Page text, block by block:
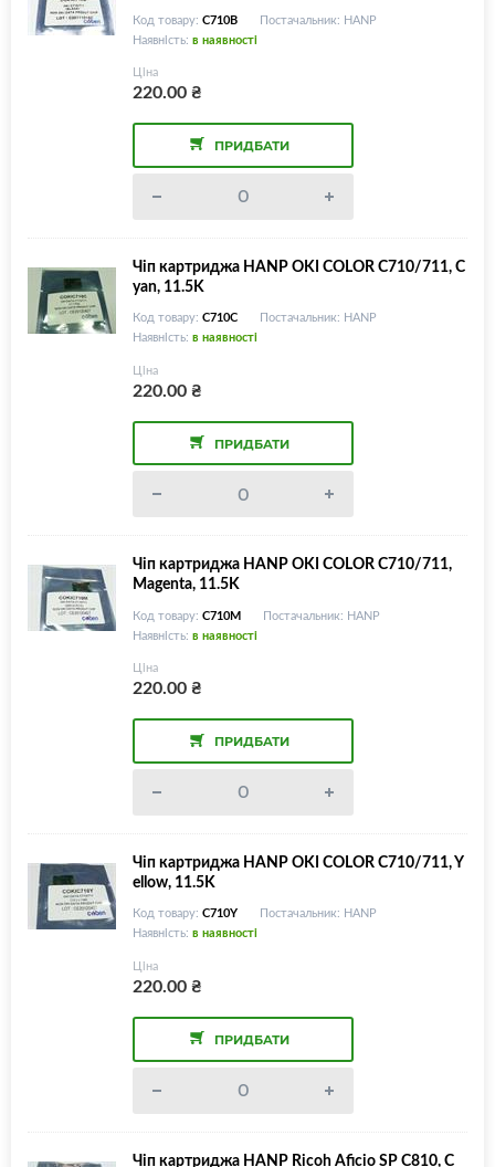
Код товару: C710B
Постачальник: HANP
Наявність: в наявності
Ціна
220.00₴
ПРИДБАТИ
Чіп картриджа HANP OKI COLOR C710/711, C
yan, 11.5K
Код товару: C710C
Постачальник: HANP
Наявність: в наявності
Ціна
220.00₴
ПРИДБАТИ
Чіп картриджа HANP OKI COLOR C710/711,
Magenta, 11.5K
Код товару: C710M
Постачальник: HANP
Наявність: в наявності
Ціна
220.00₴
ПРИДБАТИ
Чіп картриджа HANP OKI COLOR C710/711, Y
ellow, 11.5K
Код товару: C710Y
Постачальник: HANP
Наявність: в наявності
Ціна
220.00₴
ПРИДБАТИ
Чіп картриджа HANP Ricoh Aficio SP C810, C